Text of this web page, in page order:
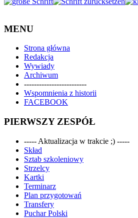
MENU
Strona główna
Redakcja
Wywiady
Archiwum
-------------------------
Wspomnienia z historii
FACEBOOK
PIERWSZY ZESPÓŁ
----- Aktualizacja w trakcie ;) -----
Skład
Sztab szkoleniowy
Strzelcy
Kartki
Terminarz
Plan przygotowań
Transfery
Puchar Polski